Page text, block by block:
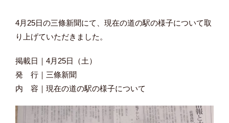
4月25日の三條新聞にて、現在の道の駅の様子について取
り上げていただきました。
掲載日｜4月25日（土）
発 行｜三條新聞
内 容｜現在の道の駅の様子について